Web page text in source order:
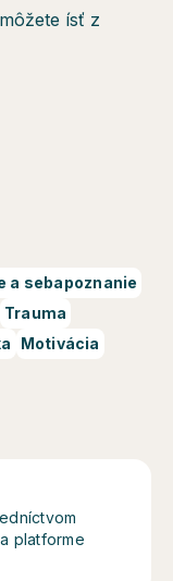
ísť z
a sebapoznanie
Trauma
Motivácia
platforme